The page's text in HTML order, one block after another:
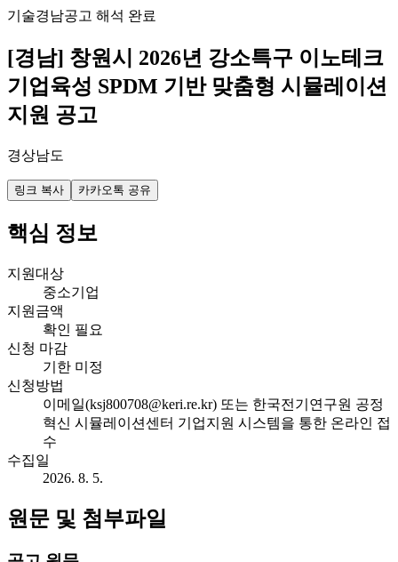
기술경남공고 해석 완료
[경남] 창원시 2026년 강소특구 이노테크
기업육성 SPDM 기반 맞춤형 시뮬레이션
지원 공고
경상남도
링크 복사 카카오톡 공유
핵심 정보
지원대상
중소기업
지원금액
확인 필요
신청 마감
기한 미정
신청방법
이메일(ksj800708@keri.re.kr) 또는 한국전기연구원 공정
혁신 시뮬레이션센터 기업지원 시스템을 통한 온라인 접
수
수집일
2026. 8. 5.
원문 및 첨부파일